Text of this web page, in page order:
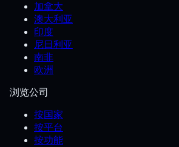
加拿大
澳大利亚
印度
尼日利亚
南非
欧洲
浏览公司
按国家
按平台
按功能